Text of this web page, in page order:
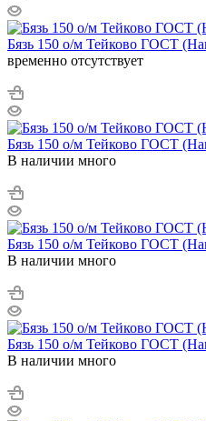
Бязь 150 о/м Тейково ГОСТ
временно отсутствует
Бязь 150 о/м Тейково ГОСТ
В наличии много
Бязь 150 о/м Тейково ГОСТ
В наличии много
Бязь 150 о/м Тейково ГОСТ
В наличии много